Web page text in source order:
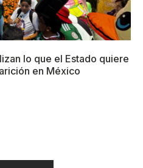
lo que el Estado quiere
en México